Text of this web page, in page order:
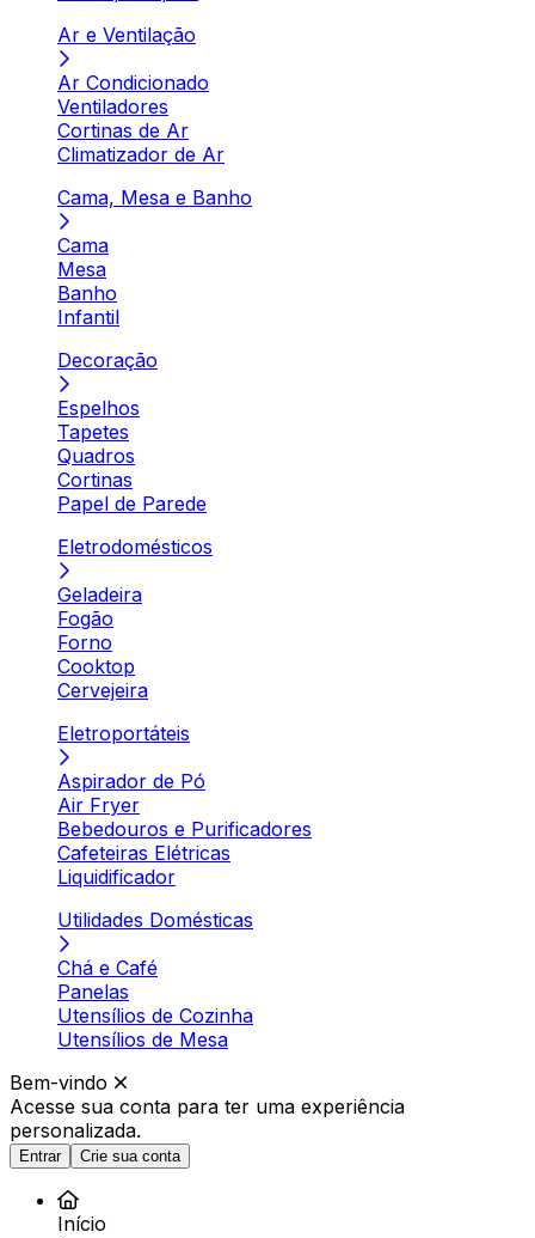
Ar e Ventilação
Ar Condicionado
Ventiladores
Cortinas de Ar
Climatizador de Ar
Cama, Mesa e Banho
Cama
Mesa
Banho
Infantil
Decoração
Espelhos
Tapetes
Quadros
Cortinas
Papel de Parede
Eletrodomésticos
Geladeira
Fogão
Forno
Cooktop
Cervejeira
Eletroportáteis
Aspirador de Pó
Air Fryer
Bebedouros e Purificadores
Cafeteiras Elétricas
Liquidificador
Utilidades Domésticas
Chá e Café
Panelas
Utensílios de Cozinha
Utensílios de Mesa
Bem-vindo
Acesse sua conta para ter uma experiência
personalizada.
Entrar Crie sua conta
Início